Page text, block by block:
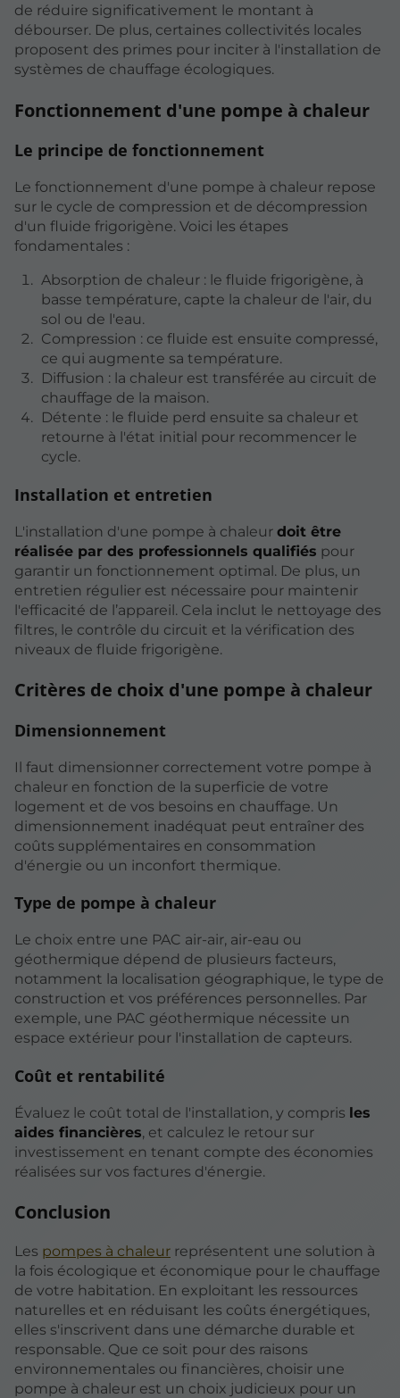
de réduire significativement le montant à
débourser. De plus, certaines collectivités locales
proposent des primes pour inciter à l'installation de
systèmes de chauffage écologiques.
Fonctionnement d'une pompe à chaleur
Le principe de fonctionnement
Le fonctionnement d'une pompe à chaleur repose
sur le cycle de compression et de décompression
d'un fluide frigorigène. Voici les étapes
fondamentales :
Absorption de chaleur : le fluide frigorigène, à
basse température, capte la chaleur de l'air, du
sol ou de l'eau.
Compression : ce fluide est ensuite compressé,
ce qui augmente sa température.
Diffusion : la chaleur est transférée au circuit de
chauffage de la maison.
Détente : le fluide perd ensuite sa chaleur et
retourne à l'état initial pour recommencer le
cycle.
Installation et entretien
L'installation d'une pompe à chaleur doit être
réalisée par des professionnels qualifiés pour
garantir un fonctionnement optimal. De plus, un
entretien régulier est nécessaire pour maintenir
l'efficacité de l’appareil. Cela inclut le nettoyage des
filtres, le contrôle du circuit et la vérification des
niveaux de fluide frigorigène.
Critères de choix d'une pompe à chaleur
Dimensionnement
Il faut dimensionner correctement votre pompe à
chaleur en fonction de la superficie de votre
logement et de vos besoins en chauffage. Un
dimensionnement inadéquat peut entraîner des
coûts supplémentaires en consommation
d'énergie ou un inconfort thermique.
Type de pompe à chaleur
Le choix entre une PAC air-air, air-eau ou
géothermique dépend de plusieurs facteurs,
notamment la localisation géographique, le type de
construction et vos préférences personnelles. Par
exemple, une PAC géothermique nécessite un
espace extérieur pour l'installation de capteurs.
Coût et rentabilité
Évaluez le coût total de l'installation, y compris les
aides financières, et calculez le retour sur
investissement en tenant compte des économies
réalisées sur vos factures d'énergie.
Conclusion
Les pompes à chaleur représentent une solution à
la fois écologique et économique pour le chauffage
de votre habitation. En exploitant les ressources
naturelles et en réduisant les coûts énergétiques,
elles s'inscrivent dans une démarche durable et
responsable. Que ce soit pour des raisons
environnementales ou financières, choisir une
pompe à chaleur est un choix judicieux pour un